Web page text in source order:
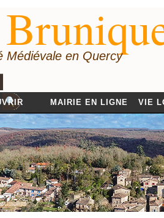
Médiévale en Quercy
MAIRIE EN LIGNE VIE